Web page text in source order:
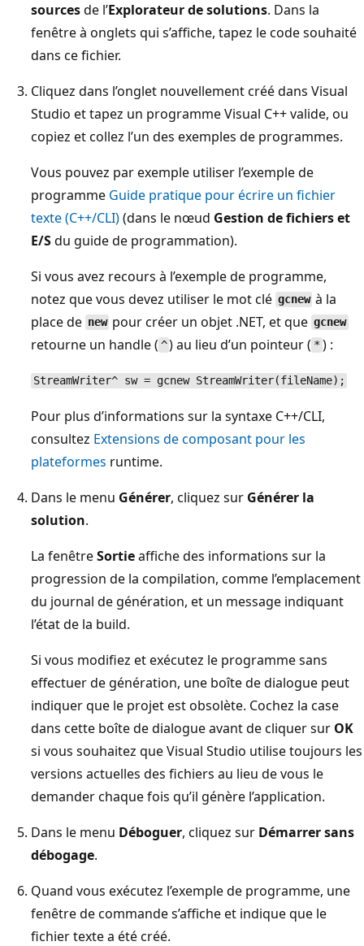
sourcesde l’Explorateur de solutions. Dans la
fenêtre à onglets qui s’affiche, tapez le code souhaité
dans ce fichier.
Cliquez dans l’onglet nouvellement créé dans Visual
Studio et tapez un programme Visual C++ valide, ou
copiez et collez l’un des exemples de programmes.
Vous pouvez par exemple utiliser l’exemple de
programme Guide pratique pour écrire un fichier
texte (C++/CLI)(dans le nœud Gestion de fichiers et
E/Sdu guide de programmation).
Si vous avez recours à l’exemple de programme,
notez que vous devez utiliser le mot clé gcnew à la
place de new pour créer un objet .NET, et quegcnew
retourne un handle ( ^) au lieu d’un pointeur ( * ) :
StreamWriter^ sw = gcnew StreamWriter(fileName);
Pour plus d’informations sur la syntaxe C++/CLI,
consultez Extensions de composant pour les
plateformes runtime.
Dans le menu Générer, cliquez sur Générer la
solution.
La fenêtreSortieaffiche des informations sur la
progression de la compilation, comme l’emplacement
du journal de génération, et un message indiquant
l’état de la build.
Si vous modifiez et exécutez le programme sans
effectuer de génération, une boîte de dialogue peut
indiquer que le projet est obsolète. Cochez la case
dans cette boîte de dialogue avant de cliquer sur OK
si vous souhaitez que Visual Studio utilise toujours les
versions actuelles des fichiers au lieu de vous le
demander chaque fois qu’il génère l’application.
Dans le menu Déboguer, cliquez sur Démarrer sans
débogage.
Quand vous exécutez l’exemple de programme, une
fenêtre de commande s’affiche et indique que le
fichier texte a été créé.